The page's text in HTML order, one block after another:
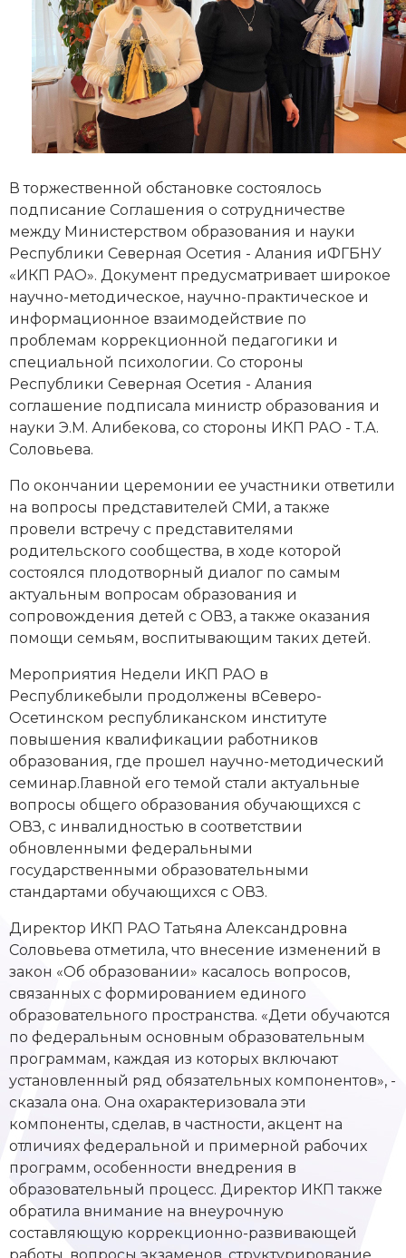
В торжественной обстановке состоялось
подписание Соглашения о сотрудничестве
между Министерством образования и науки
Республики Северная Осетия - Алания иФГБНУ
«ИКП РАО». Документ предусматривает широкое
научно-методическое, научно-практическое и
информационное взаимодействие по
проблемам коррекционной педагогики и
специальной психологии. Со стороны
Республики Северная Осетия - Алания
соглашение подписала министр образования и
науки Э.М. Алибекова, со стороны ИКП РАО - Т.А.
Соловьева.
По окончании церемонии ее участники ответили
на вопросы представителей СМИ, а также
провели встречу с представителями
родительского сообщества, в ходе которой
состоялся плодотворный диалог по самым
актуальным вопросам образования и
сопровождения детей с ОВЗ, а также оказания
помощи семьям, воспитывающим таких детей.
Мероприятия Недели ИКП РАО в
Республикебыли продолжены вСеверо-
Осетинском республиканском институте
повышения квалификации работников
образования, где прошел научно-методический
семинар.Главной его темой стали актуальные
вопросы общего образования обучающихся с
ОВЗ, с инвалидностью в соответствии
обновленными федеральными
государственными образовательными
стандартами обучающихся с ОВЗ.
Директор ИКП РАО Татьяна Александровна
Соловьева отметила, что внесение изменений в
закон «Об образовании» касалось вопросов,
связанных с формированием единого
образовательного пространства. «Дети обучаются
по федеральным основным образовательным
программам, каждая из которых включают
установленный ряд обязательных компонентов», -
сказала она. Она охарактеризовала эти
компоненты, сделав, в частности, акцент на
отличиях федеральной и примерной рабочих
программ, особенности внедрения в
образовательный процесс. Директор ИКП также
обратила внимание на внеурочную
составляющую коррекционно-развивающей